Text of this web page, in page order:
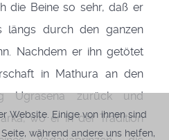
die Beine so sehr, daß er
längs durch den ganzen
Nachdem er ihn getötet
in Mathura an den
Ugrasena zurück und
wo er in der Tradition
Website. Einige von ihnen sind
während andere uns helfen,